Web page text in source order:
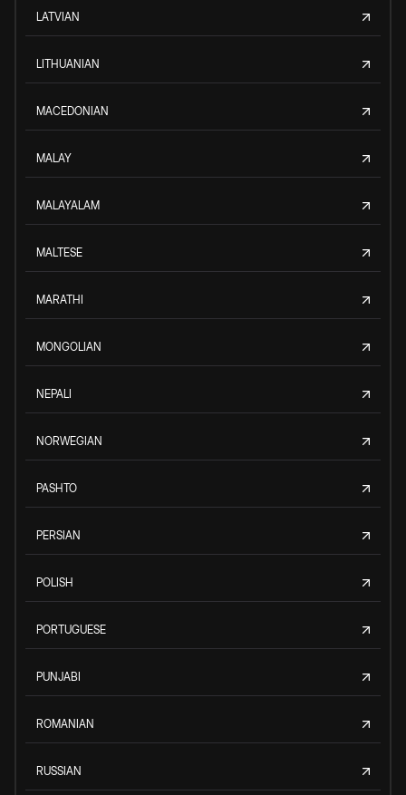
LATVIAN
LITHUANIAN
MACEDONIAN
MALAY
MALAYALAM
MALTESE
MARATHI
MONGOLIAN
NEPALI
NORWEGIAN
PASHTO
PERSIAN
POLISH
PORTUGUESE
PUNJABI
ROMANIAN
RUSSIAN